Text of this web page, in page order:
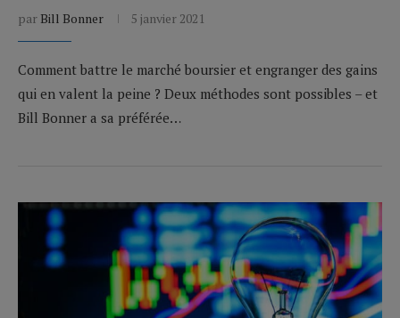
par Bill Bonner 5 janvier 2021
Comment battre le marché boursier et engranger des gains
qui en valent la peine ? Deux méthodes sont possibles – et
Bill Bonner a sa préférée…